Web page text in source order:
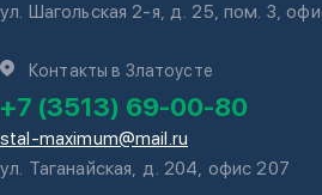
ул. Шагольская 2-я, д. 25, пом. 3,
Контакты в Златоусте
+7 (3513) 69-00-80
stal-maximum@mail.ru
ул. Таганайская, д. 204, офис 207